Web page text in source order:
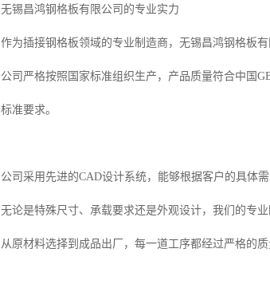
无锡昌鸿钢格板有限公司的专业实力
作为插接钢格板领域的专业制造商，无锡昌鸿钢格板
公司严格按照国家标准组织生产，产品质量符合中国
标准要求。
公司采用先进的CAD设计系统，能够根据客户的具体
无论是特殊尺寸、承载要求还是外观设计，我们的专
从原材料选择到成品出厂，每一道工序都经过严格的